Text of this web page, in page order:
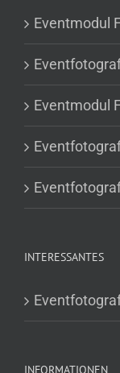
Eventmodul
Eventmodul
INTERESSANTES
INFORMATIONEN